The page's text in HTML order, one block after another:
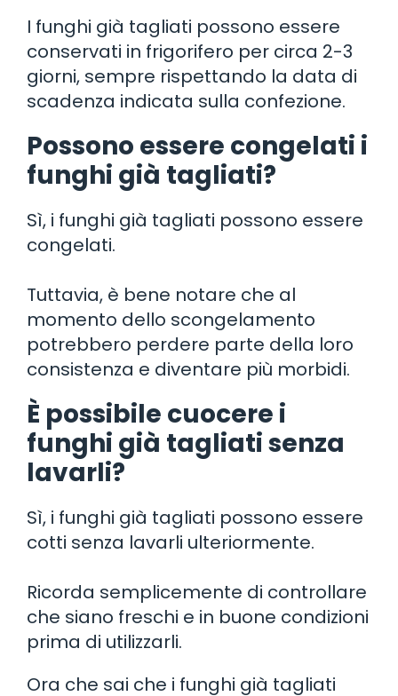
I funghi già tagliati possono essere
conservati in frigorifero per circa 2-3
giorni, sempre rispettando la data di
scadenza indicata sulla confezione.
Possono essere congelati i
funghi già tagliati?
Sì, i funghi già tagliati possono essere
congelati.
Tuttavia, è bene notare che al
momento dello scongelamento
potrebbero perdere parte della loro
consistenza e diventare più morbidi.
È possibile cuocere i
funghi già tagliati senza
lavarli?
Sì, i funghi già tagliati possono essere
cotti senza lavarli ulteriormente.
Ricorda semplicemente di controllare
che siano freschi e in buone condizioni
prima di utilizzarli.
Ora che sai che i funghi già tagliati